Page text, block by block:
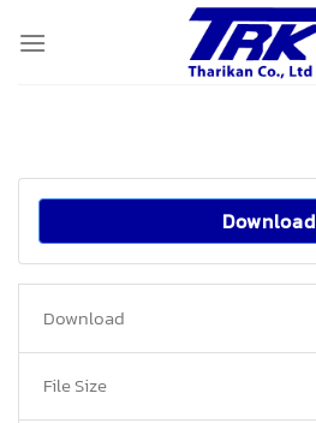
Download
Download
File Size